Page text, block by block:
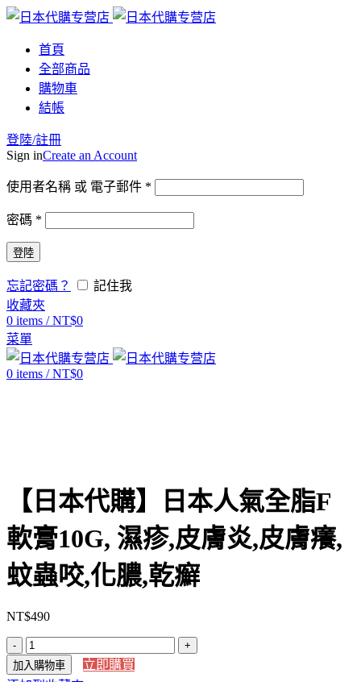
首頁
全部商品
購物車
結帳
登陸/註冊
Sign inCreate an Account
使用者名稱 或 電子郵件 *
密碼 *
登陸
忘記密碼？
記住我
收藏夾
0 items / NT$0
菜單
0 items / NT$0
【日本代購】日本人氣全脂F
軟膏10G, 濕疹,皮膚炎,皮膚癢,
蚊蟲咬,化膿,乾癬
NT$490
【日
本
加入購物車
立即購買